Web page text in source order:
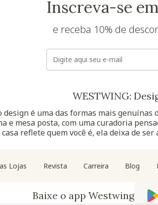
Inscreva-se
e receba 10% de
WESTWING:
é uma das formas mais genuínas
e mesa posta, com uma curadoria
reflete quem você é, ela deixa de
Lojas Revista Carreira Blog
Baixe o app Westwing